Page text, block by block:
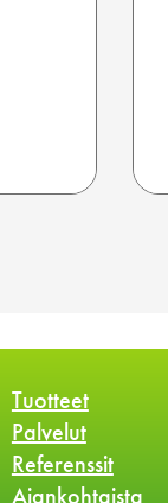
Tuotteet
Palvelut
Referenssit
Ajankohtaista